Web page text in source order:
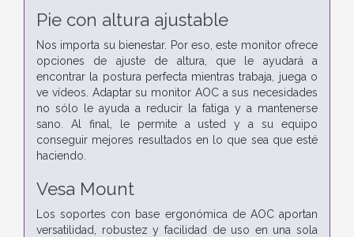
Pie con altura ajustable
Nos importa su bienestar. Por eso, este monitor ofrece
opciones de ajuste de altura, que le ayudará a
encontrar la postura perfecta mientras trabaja, juega o
ve vídeos. Adaptar su monitor AOC a sus necesidades
no sólo le ayuda a reducir la fatiga y a mantenerse
sano. Al final, le permite a usted y a su equipo
conseguir mejores resultados en lo que sea que esté
haciendo.
Vesa Mount
Los soportes con base ergonómica de AOC aportan
versatilidad, robustez y facilidad de uso en una sola